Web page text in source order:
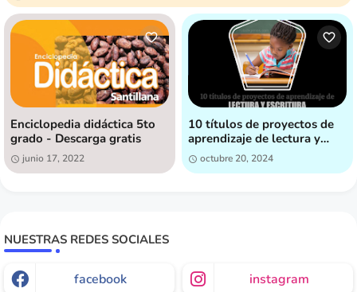
Enciclopedia didáctica 5to
grado - Descarga gratis
junio 17, 2022
10 títulos de proyectos de
aprendizaje de lectura y
escritura, pensados para
fomentar la creatividad y el
octubre 20, 2024
NUESTRAS REDES SOCIALES
facebook instagram